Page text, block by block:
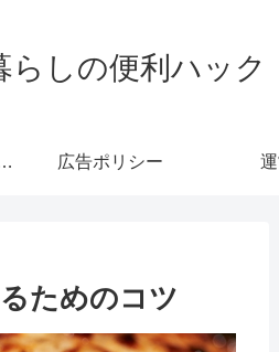
らしの便利ハック
ポリシー・免責事項 広告ポリシー
ためのコツ